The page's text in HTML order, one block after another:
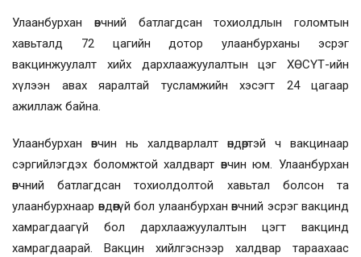
Улаанбурхан өвчний батлагдсан тохиолдлын голомтын
хавьталд 72 цагийн дотор улаанбурханы эсрэг
вакцинжуулалт хийх дархлаажуулалтын цэг ХӨСҮТ-ийн
хүлээн авах яаралтай тусламжийн хэсэгт 24 цагаар
ажиллаж байна.
Улаанбурхан өвчин нь халдварлалт өндөртэй ч вакцинаар
сэргийлэгдэх боломжтой халдварт өвчин юм. Улаанбурхан
өвчний батлагдсан тохиолдолтой хавьтал болсон та
улаанбурхнаар өвдөөгүй бол улаанбурхан өвчний эсрэг вакцинд
хамрагдаагүй бол дархлаажуулалтын цэгт вакцинд
хамрагдаарай. Вакцин хийлгэснээр халдвар тараахаас